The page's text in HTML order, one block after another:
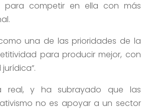
para competir en ella con más
una de las prioridades de la
para producir mejor, con
real, y ha subrayado que las
no es apoyar a un sector